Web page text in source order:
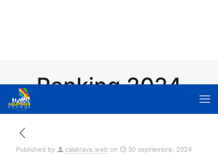
Ranking 2024
Published by calatrava_web on 30 septiembre, 2024